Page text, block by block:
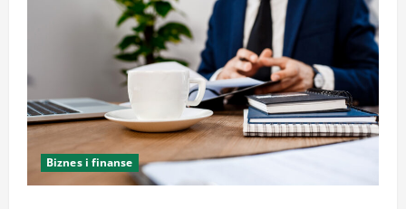
Biznes i finanse